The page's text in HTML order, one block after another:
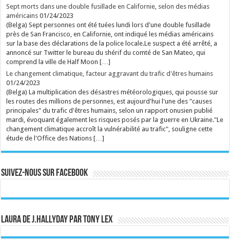
Sept morts dans une double fusillade en Californie, selon des médias
américains 01/24/2023
(Belga) Sept personnes ont été tuées lundi lors d'une double fusillade
près de San Francisco, en Californie, ont indiqué les médias américains
sur la base des déclarations de la police locale.Le suspect a été arrêté, a
annoncé sur Twitter le bureau du shérif du comté de San Mateo, qui
comprend la ville de Half Moon […]
Le changement climatique, facteur aggravant du trafic d'êtres humains
01/24/2023
(Belga) La multiplication des désastres météorologiques, qui pousse sur
les routes des millions de personnes, est aujourd'hui l'une des "causes
principales" du trafic d'êtres humains, selon un rapport onusien publié
mardi, évoquant également les risques posés par la guerre en Ukraine."Le
changement climatique accroît la vulnérabilité au trafic", souligne cette
étude de l'Office des Nations […]
Suivez-nous sur Facebook
Laura de J.Hallyday par Tony Lex